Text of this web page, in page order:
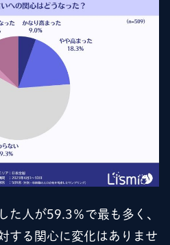
た人が59.3％で最も多く、
する関心に変化はありませ